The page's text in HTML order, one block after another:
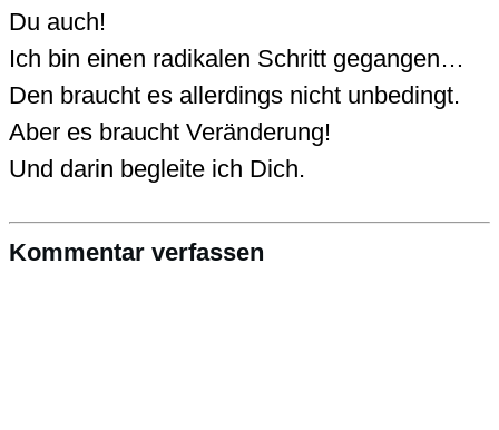
Du auch!
Ich bin einen radikalen Schritt gegangen…
Den braucht es allerdings nicht unbedingt.
Aber es braucht Veränderung!
Und darin begleite ich Dich.
Kommentar verfassen